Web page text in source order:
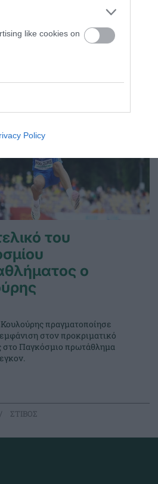
like cookies on
Policy
του
ο
πραγματοποίησε
στον προκριματικό
στο Παγκόσμιο πρωτάθλημα
ΣΤΙΒΟΣ